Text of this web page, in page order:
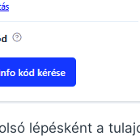
lépésként a